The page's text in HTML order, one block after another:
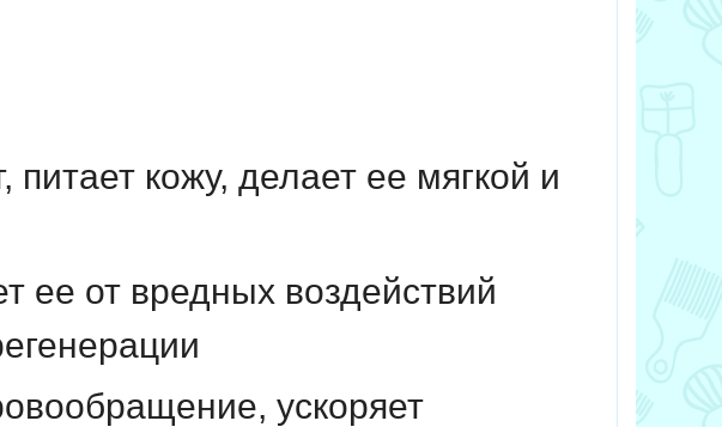
кожу, делает ее мягкой и
ее от вредных воздействий
ускоряет